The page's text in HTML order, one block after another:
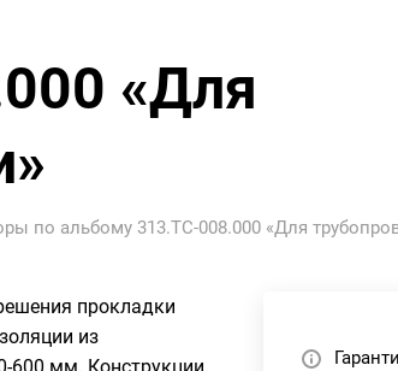
«Для
по альбому 313.ТС-008.000 «Для
прокладки
из